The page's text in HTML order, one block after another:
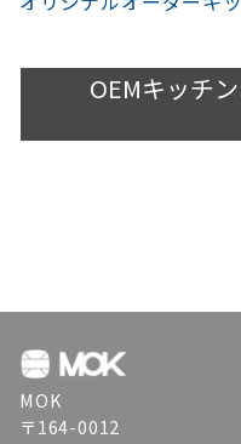
OEMキッチ
MOK
〒164-0012